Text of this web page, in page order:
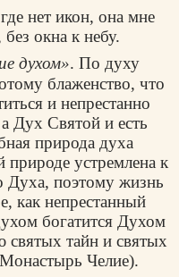
нет икон, она мне
окна к небу.
духом». По духу
блаженство, что
и непрестанно
Дух Святой и есть
природа духа
природе устремлена к
Духа, поэтому жизнь
как непрестанный
богатится Духом
тайн и святых
Челие).